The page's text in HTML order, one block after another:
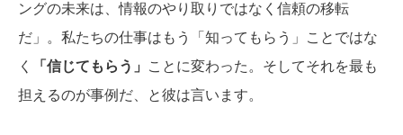
ングの未来は、情報のやり取りではなく信頼の移転
だ」。私たちの仕事はもう「知ってもらう」ことではな
く
「信じてもらう」
ことに変わった。そしてそれを最も
担えるのが事例だ、と彼は言います。